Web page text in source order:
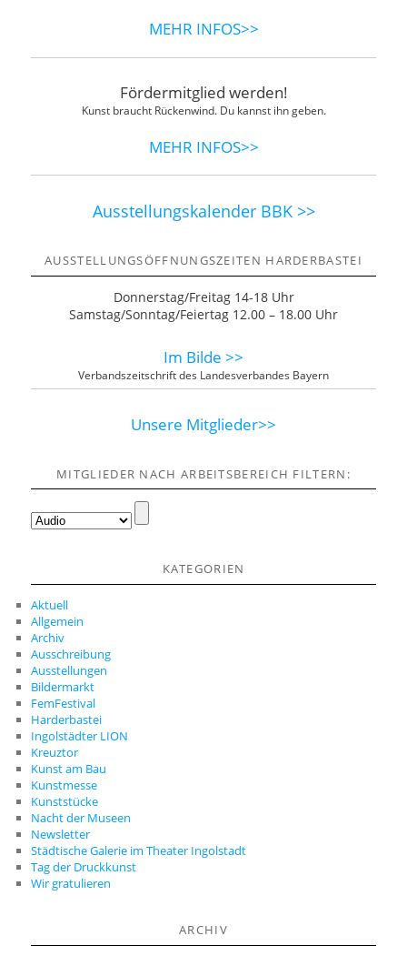
MEHR INFOS>>
Fördermitglied werden!
Kunst braucht Rückenwind. Du kannst ihn geben.
MEHR INFOS>>
Ausstellungskalender BBK >>
AUSSTELLUNGSÖFFNUNGSZEITEN HARDERBASTEI
Donnerstag/Freitag 14-18 Uhr
Samstag/Sonntag/Feiertag 12.00 – 18.00 Uhr
Im Bilde >>
Verbandszeitschrift des Landesverbandes Bayern
Unsere Mitglieder>>
MITGLIEDER NACH ARBEITSBEREICH FILTERN:
KATEGORIEN
Aktuell
Allgemein
Archiv
Ausschreibung
Ausstellungen
Bildermarkt
FemFestival
Harderbastei
Ingolstädter LION
Kreuztor
Kunst am Bau
Kunstmesse
Kunststücke
Nacht der Museen
Newsletter
Städtische Galerie im Theater Ingolstadt
Tag der Druckkunst
Wir gratulieren
ARCHIV